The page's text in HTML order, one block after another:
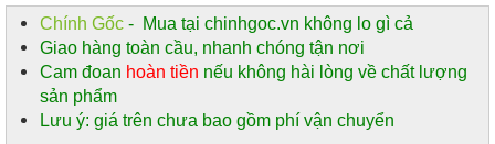
Chính Gốc - Mua tại chinhgoc.vn không lo gì cả
Giao hàng toàn cầu, nhanh chóng tận nơi
Cam đoan hoàn tiền nếu không hài lòng về chất lượng
sản phẩm
Lưu ý: giá trên chưa bao gồm phí vận chuyển